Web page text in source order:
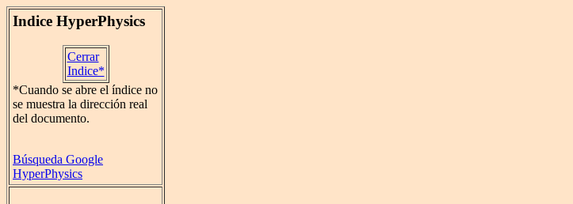
Indice HyperPhysics
Cerrar
Indice*
*Cuando se abre el índice no
se muestra la dirección real
del documento.
Búsqueda Google
HyperPhysics